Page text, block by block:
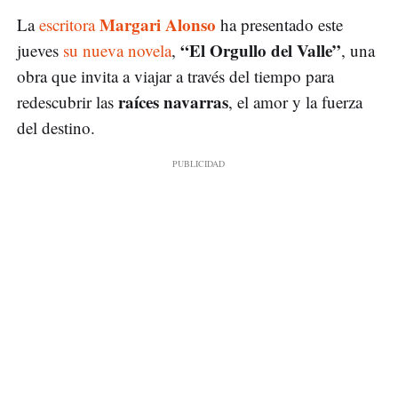
LaescritoraMargari Alonso ha presentado este
jueves su nueva novela, “El Orgullo del Valle”, una
obra que invita a viajar a través del tiempo para
redescubrir las raíces navarras, el amor y la fuerza
del destino.